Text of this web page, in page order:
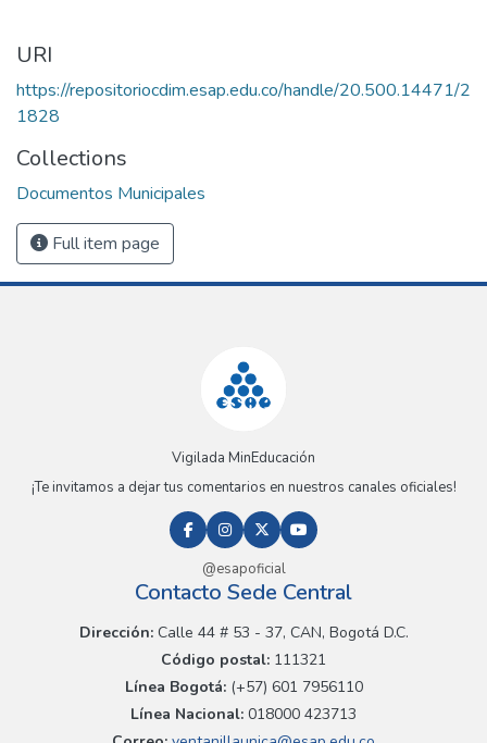
URI
https://repositoriocdim.esap.edu.co/handle/20.500.14471/2
1828
Collections
Documentos Municipales
Full item page
Vigilada MinEducación
¡Te invitamos a dejar tus comentarios en nuestros canales oficiales!
@esapoficial
Contacto Sede Central
Dirección:Calle 44 # 53 - 37, CAN, Bogotá D.C.
Código postal: 111321
Línea Bogotá:(+57) 601 7956110
Línea Nacional: 018000 423713